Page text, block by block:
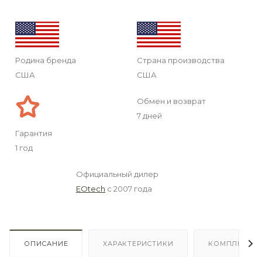
Родина бренда
США
Страна производства
США
Гарантия
1 год
Обмен и возврат
7 дней
Официальный дилер
EOtech с 2007 года
ОПИСАНИЕ ХАРАКТЕРИСТИКИ